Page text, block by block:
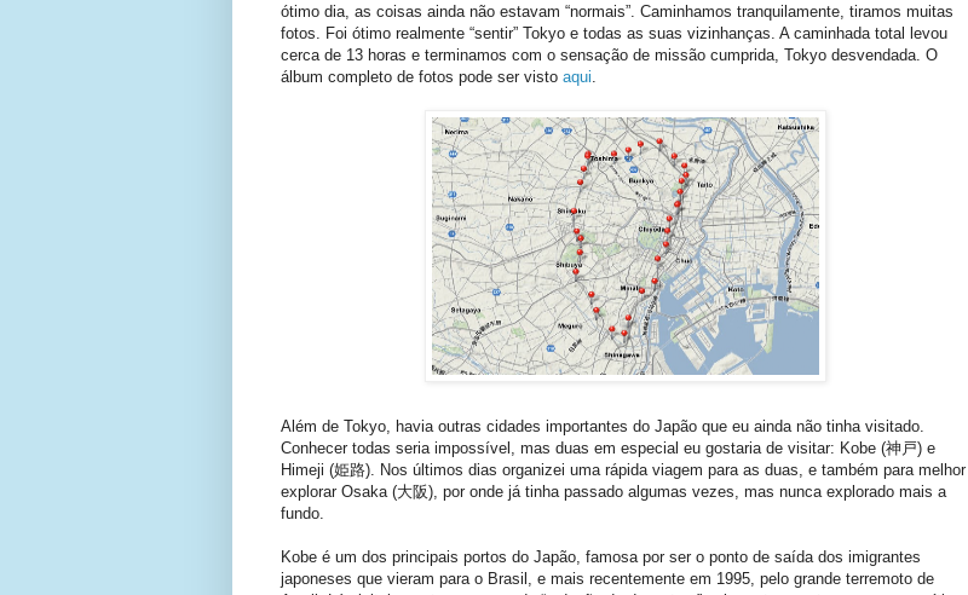
ótimo dia, as coisas ainda não estavam “normais”. Caminhamos tranquilamente, tiramos muitas
fotos. Foi ótimo realmente “sentir” Tokyo e todas as suas vizinhanças. A caminhada total levou
cerca de 13 horas e terminamos com o sensação de missão cumprida, Tokyo desvendada. O
álbum completo de fotos pode ser visto aqui
Além de Tokyo, havia outras cidades importantes do Japão que eu ainda não tinha visitado.
Conhecer todas seria impossível, mas duas em especial eu gostaria de visitar: Kobe (神戸) e
Himeji (姫路). Nos últimos dias organizei uma rápida viagem para as duas, e também para melhor
explorar Osaka (大阪), por onde já tinha passado algumas vezes, mas nunca explorado mais a
fundo.
Kobe é um dos principais portos do Japão, famosa por ser o ponto de saída dos imigrantes
japoneses que vieram para o Brasil, e mais recentemente em 1995, pelo grande terremoto de